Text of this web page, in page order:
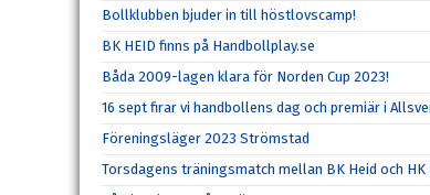
Bollklubben bjuder in till höstlovscamp!
BK HEID finns på Handbollplay.se
Båda 2009-lagen klara för Norden Cup 2023!
16 sept firar vi handbollens dag och premiär i
Föreningsläger 2023 Strömstad
Torsdagens träningsmatch mellan BK Heid och